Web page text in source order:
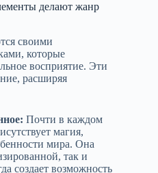
делают жанр
своими
которые
восприятие. Эти
расширяя
Почти в каждом
магия,
мира. Она
так и
создает возможность